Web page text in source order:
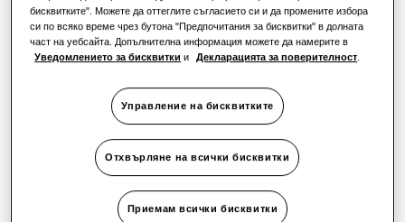
One Samsung
4.5KW 5.6KW 6.0KW
Монофазен
бисквитките". Можете да оттеглите съгласието си и да промените избора
си по всяко време чрез бутона "Предпочитания за бисквитки" в долната
част на уебсайта. Допълнителна информация можете да намерите в
Уведомлението за бисквитки и Декларацията за поверителност
Управление на бисквитките
Отхвърляне на всички бисквитки
Приемам всички бисквитки